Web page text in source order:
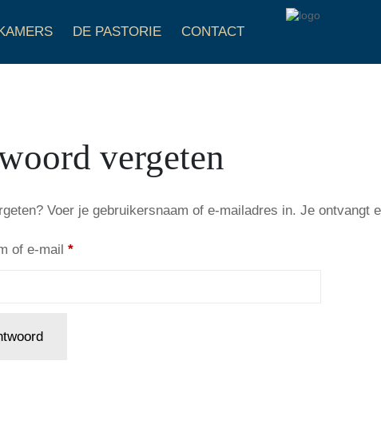
KAMERS DE PASTORIE CONTACT
vergeten
Voer je gebruikersnaam of e-mailadres in. Je
of e-mail *Vereist